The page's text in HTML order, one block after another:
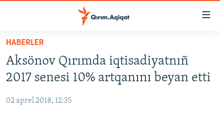
Esas
qaytmaq
Baş
qaytmaq
HABERLER
CEMİYET
HABERLER
Aksönov Qırımda iqtisadiyatnıñ
2017 senesi 10% artqanını beyan etti
02 aprel 2018, 12:35